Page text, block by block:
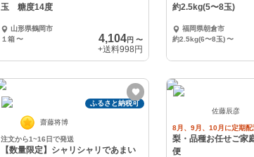
玉 糖度14度
山形県鶴岡市
１箱 〜 4,104円〜
+送料998円
約2.5kg(5〜8玉)
福岡県朝倉市
約2.5kg(6〜8玉) 〜
ふるさと納税可
齋藤将博
注文から1~16日で発送
【数量限定】シャリシャリであまい
佐藤辰彦
8月、9月、10月に定期配
梨・品種お任せご家
便